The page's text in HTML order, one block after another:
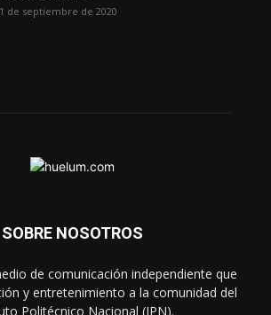
de septiembre de 2020
SOBRE NOSOTROS
de comunicación independiente que
y entretenimiento a la comunidad del
Politécnico Nacional (IPN).